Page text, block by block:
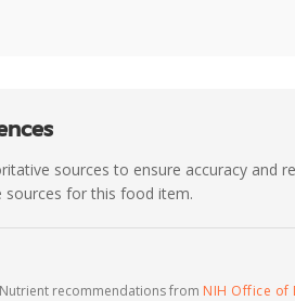
sources to ensure accuracy and
sources for this food item.
recommendations from NIH Office of